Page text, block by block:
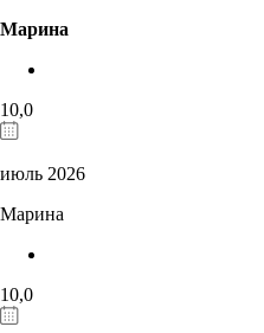
Марина
10,0
июль 2026
Марина
10,0